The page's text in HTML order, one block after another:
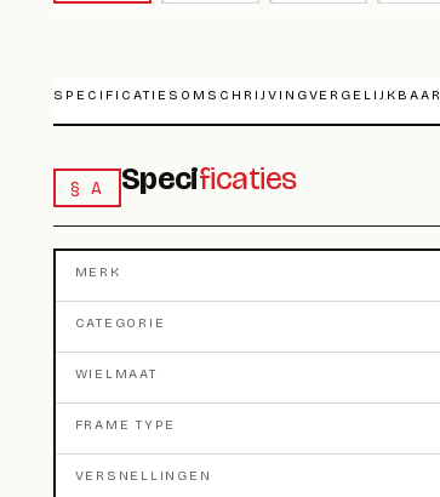
SPECIFICATIES OMSCHRIJVINGVERGELIJKBAAR
§ A Specificaties
MERK
CATEGORIE
WIELMAAT
FRAME TYPE
VERSNELLINGEN